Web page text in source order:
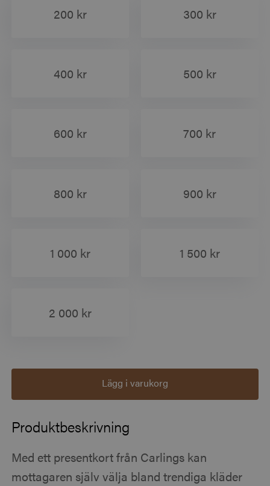
200 kr 300 kr
400 kr 500 kr
600 kr 700 kr
800 kr 900 kr
1 000 kr 1 500 kr
2 000 kr
Lägg i varukorg
Produktbeskrivning
Med ett presentkort från Carlings kan
mottagaren själv välja bland trendiga kläder